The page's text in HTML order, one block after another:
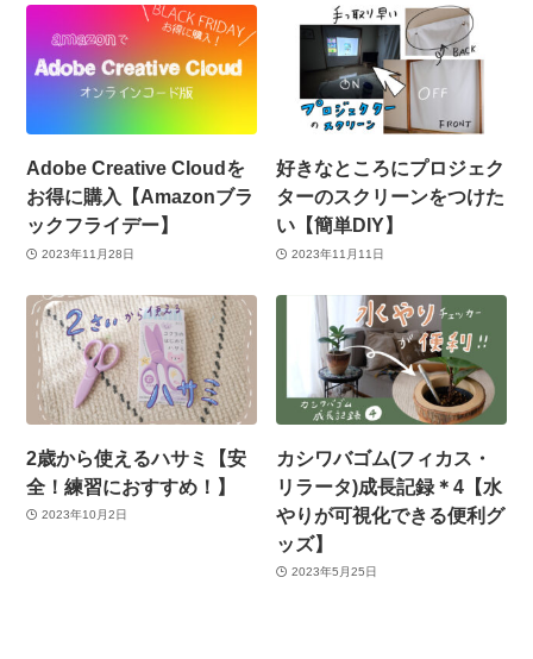
Adobe Creative Cloudを
お得に購入【Amazonブラ
ックフライデー】
2023年11月28日
好きなところにプロジェク
ターのスクリーンをつけた
い【簡単DIY】
2023年11月11日
2歳から使えるハサミ【安
全！練習におすすめ！】
2023年10月2日
カシワバゴム(フィカス・
リラータ)成長記録＊4【水
やりが可視化できる便利グ
ッズ】
2023年5月25日